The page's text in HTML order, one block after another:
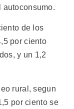
autoconsumo.
de los
por ciento
y un 1,2
rural, segun
por ciento se